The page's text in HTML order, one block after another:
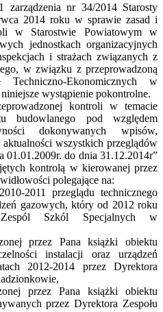
nr 34/2014 Starosty
2014 roku w sprawie zasad i
w Starostwie Powiatowym w
jednostkach organizacyjnych
i strażach związanych z
w związku z przeprowadzoną
Ekonomicznych w
wystąpienie pokontrolne.
kontroli w temacie
budowlanego pod względem
dokonywanych wpisów,
wszystkich przeglądów
do dnia 31.12.2014r”
kontrolą w kierowanej przez
polegające na:
2011 przeglądu technicznego
gazowych, który od 2012 roku
Szkól Specjalnych w
przez Pana książki obiektu
instalacji oraz urządzeń
2012-2014 przez Dyrektora
przez Pana książki obiektu
przez Dyrektora Zespołu